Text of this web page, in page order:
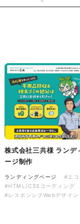
株式会社三共様 さん
んぬいぐるみ
イラスト・キャラクター
#イラスト
#エコ・環境
#ぬいぐるみ
株式会社三共様 ランデ
ージ制作
ランディングページ
#エコ
#HTML/CSSコーディング
#レスポンシブWebデザイン